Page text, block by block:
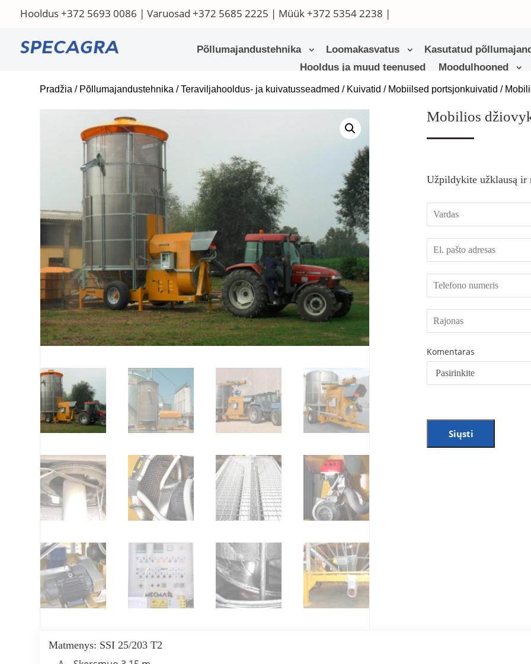
Hooldus+372 5693 0086 | Varuosad +372 5685 2225 | Müük+372 5354 2238 |
Põllumajandustehnika Loomakasvatus
Kasutatud
Hooldus ja muud teenused
Moodulhooned
Pradžia / Põllumajandustehnika /Teraviljahooldus- ja kuivatusseadmed / Kuivatid / Mobiilsed portsjonkuivatid /
Mobilios
Užpildykite užklausą ir
Komentaras
Siųsti
Matmenys: SSI 25/203 T2